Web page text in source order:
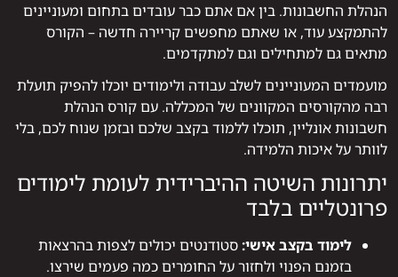
הנהלת החשבונות. בין אם אתם כבר עובדים בתחום ומעוניינים
להתמקצע עוד, או שאתם מחפשים קריירה חדשה – הקורס
מתאים גם למתחילים וגם למתקדמים.
מועמדים המעוניינים לשלב עבודה ולימודים יוכלו להפיק תועלת
רבה מהקורסים המקוונים של המכללה. עם קורס הנהלת
חשבונות אונליין, תוכלו ללמוד בקצב שלכם ובזמן שנוח לכם, בלי
לוותר על איכות הלמידה.
יתרונות השיטה ההיברידית לעומת לימודים
פרונטליים בלבד
לימוד בקצב אישי:סטודנטים יכולים לצפות בהרצאות
בזמנם הפנוי ולחזור על החומרים כמה פעמים שירצו.